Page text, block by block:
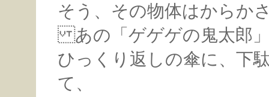
そう、その物体はからか
あの「ゲゲゲの鬼太郎
ひっくり返しの傘に、下
て、